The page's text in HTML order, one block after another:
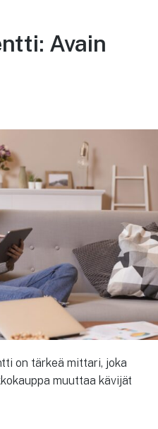
Avain
on tärkeä mittari, joka
muuttaa kävijät